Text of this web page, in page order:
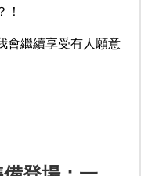
！
會繼續享受有人願意